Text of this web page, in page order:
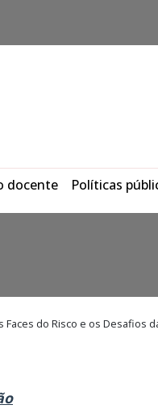
docente Políticas
Faces do Risco e os Desafios